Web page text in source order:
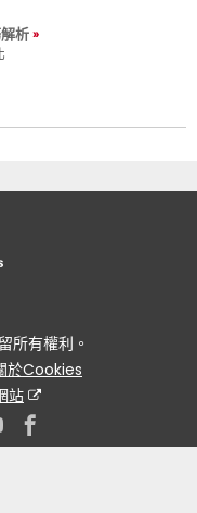
析
所有權利。
於Cookies
站